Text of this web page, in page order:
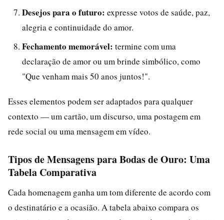
Desejos para o futuro: expresse votos de saúde, paz,
alegria e continuidade do amor.
Fechamento memorável: termine com uma
declaração de amor ou um brinde simbólico, como
"Que venham mais 50 anos juntos!".
Esses elementos podem ser adaptados para qualquer
contexto — um cartão, um discurso, uma postagem em
rede social ou uma mensagem em vídeo.
Tipos de Mensagens para Bodas de Ouro: Uma
Tabela Comparativa
Cada homenagem ganha um tom diferente de acordo com
o destinatário e a ocasião. A tabela abaixo compara os